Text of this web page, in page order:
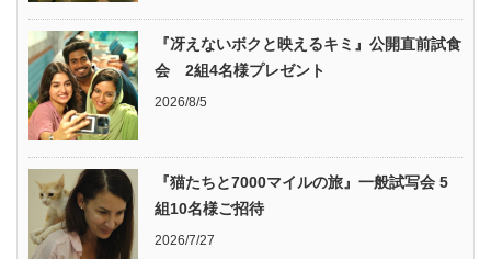
『冴えないボクと映えるキミ』公開直前試食
会 2組4名様プレゼント
2026/8/5
『猫たちと7000マイルの旅』一般試写会 5
組10名様ご招待
2026/7/27